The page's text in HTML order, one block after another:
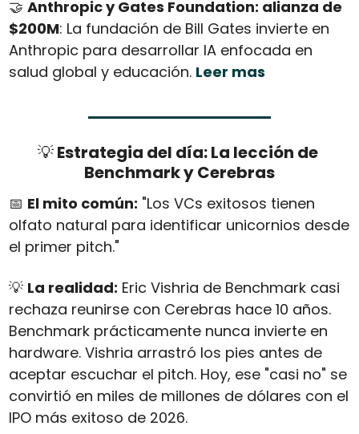
🤝 Anthropic y Gates Foundation: alianza de
$200M: La fundación de Bill Gates invierte en
Anthropic para desarrollar IA enfocada en
salud global y educación. Leer mas
💡 Estrategia del día: La lección de
Benchmark y Cerebras
📅 El mito común: "Los VCs exitosos tienen
olfato natural para identificar unicornios desde
el primer pitch."
💡 La realidad: Eric Vishria de Benchmark casi
rechaza reunirse con Cerebras hace 10 años.
Benchmark prácticamente nunca invierte en
hardware. Vishria arrastró los pies antes de
aceptar escuchar el pitch. Hoy, ese "casi no" se
convirtió en miles de millones de dólares con el
IPO más exitoso de 2026.